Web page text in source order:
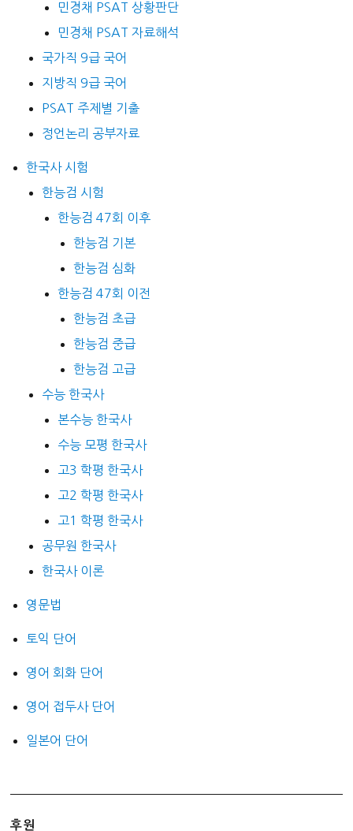
민경채 PSAT 상황판단
민경채 PSAT 자료해석
국가직 9급 국어
지방직 9급 국어
PSAT 주제별 기출
정언논리 공부자료
한국사 시험
한능검 시험
한능검 47회 이후
한능검 기본
한능검 심화
한능검 47회 이전
한능검 초급
한능검 중급
한능검 고급
수능 한국사
본수능 한국사
수능 모평 한국사
고3 학평 한국사
고2 학평 한국사
고1 학평 한국사
공무원 한국사
한국사 이론
영문법
토익 단어
영어 회화 단어
영어 접두사 단어
일본어 단어
후원